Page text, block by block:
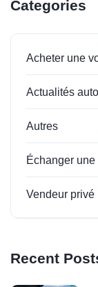
Categories
Acheter une
Actualités
Autres
Échanger une
Vendeur privé
Recent